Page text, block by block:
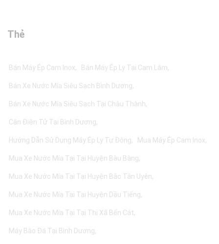
Thẻ
Bán Máy Ép Cam Inox Bán Máy Ép Ly Tại Cam Lâm
Bán Xe Nước Mía Siêu Sạch Bình Dương
Bán Xe Nước Mía Siêu Sạch Tại Châu Thành
Cân Điện Tử Tại Bình Dương
Hướng Dẫn Sử Dụng Máy Ép Ly Tự Động Mua Máy Ép Cam Inox
Mua Xe Nước Mía Tại Tại Huyện Bàu Bàng
Mua Xe Nước Mía Tại Tại Huyện Bắc Tân Uyên
Mua Xe Nước Mía Tại Tại Huyện Dầu Tiếng
Mua Xe Nước Mía Tại Tại Thị Xã Bến Cát
Máy Bào Đá Tại Bình Dương